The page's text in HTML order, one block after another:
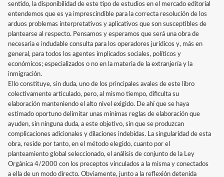
sentido, la disponibilidad de este tipo de estudios en el mercado editorial
entendemos que es ya imprescindible para la correcta resolución de los
arduos problemas interpretativos y aplicativos que son susceptibles de
plantearse al respecto. Pensamos y esperamos que será una obra de
necesaria e indudable consulta para los operadores jurídicos y, más en
general, para todos los agentes implicados sociales, políticos y
económicos; especializados o no en la materia de la extranjería y la
inmigración.
Ello constituye, sin duda, uno de los principales avales de este libro
colectivamente articulado, pero, al mismo tiempo, dificulta su
elaboración manteniendo el alto nivel exigido. De ahí que se haya
estimado oportuno delimitar unas mínimas reglas de elaboración que
ayuden, sin ninguna duda, a este objetivo, sin que se produzcan
complicaciones adicionales y dilaciones indebidas. La singularidad de esta
obra, reside por tanto, en el método elegido, cuanto por el
planteamiento global seleccionado, el análisis de conjunto de la Ley
Orgánica 4/2000 con los preceptos vinculados a la misma y conectados
a ella de un modo directo. Obviamente, junto a la reflexión detenida